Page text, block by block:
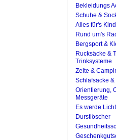
Bekleidungs
Schuhe &
Alles für's Kind
Rund um's
Bergsport &
Rucksäcke &
Trinksysteme
Zelte &
Schlafsäcke &
Orientierung,
Messgeräte
Es werde Licht
Durstlöscher